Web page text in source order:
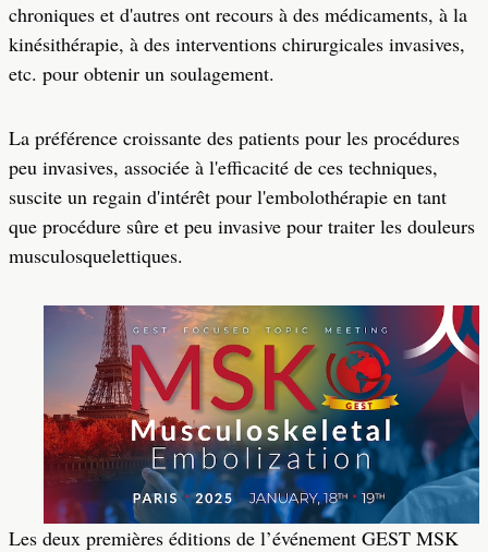
chroniques et d'autres ont recours à des médicaments, à la
kinésithérapie, à des interventions chirurgicales invasives,
etc. pour obtenir un soulagement.
La préférence croissante des patients pour les procédures
peu invasives, associée à l'efficacité de ces techniques,
suscite un regain d'intérêt pour l'embolothérapie en tant
que procédure sûre et peu invasive pour traiter les douleurs
musculosquelettiques.
Les deux premières éditions de l’événement GEST MSK